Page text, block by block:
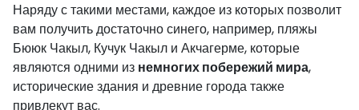
Наряду с такими местами, каждое из которых позволит
вам получить достаточно синего, например, пляжы
Бююк Чакыл, Кучук Чакыл и Акчагерме, которые
являются одними из немногих побережий мира,
исторические здания и древние города также
привлекут вас.